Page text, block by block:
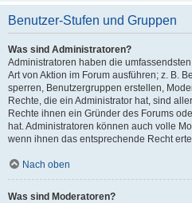
Benutzer-Stufen und Gruppen
Was sind Administratoren?
Administratoren haben die
Art von Aktion im Forum ausführen; z. B.
sperren, Benutzergruppen erstellen,
Rechte, die ein Administrator hat, sind
Rechte ihnen ein Gründer des Forums
hat. Administratoren können auch volle
wenn ihnen das entsprechende Recht
Nach oben
Was sind Moderatoren?